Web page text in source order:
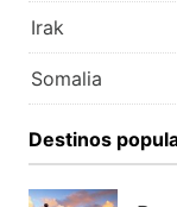
Irak
Somalia
Destinos